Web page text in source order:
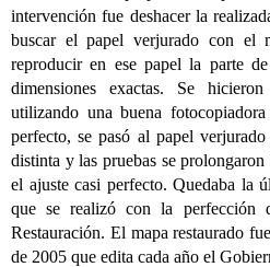
intervención fue deshacer la
buscar el papel verjurado con el
reproducir en ese papel la parte
dimensiones exactas. Se
utilizando una buena
perfecto, se pasó al papel
distinta y las pruebas se
el ajuste casi perfecto. Quedaba la
que se realizó con la perfección
Restauración. El mapa restaurado
de 2005 que edita cada año el